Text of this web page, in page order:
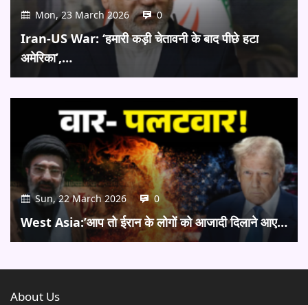
Mon, 23 March 2026 0
Iran-US War: ‘हमारी कड़ी चेतावनी के बाद पीछे हटा
अमेरिका’,…
Sun, 22 March 2026 0
West Asia:’आप तो ईरान के लोगों को आजादी दिलाने आए…
About Us